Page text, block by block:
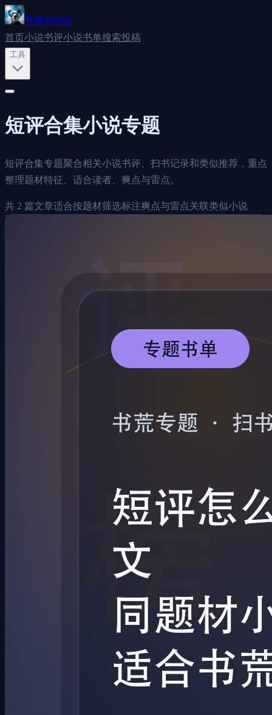
书荒补给站
首页小说书评小说书单搜索投稿
工具
短评合集小说专题
短评合集专题聚合相关小说书评、扫书记录和类似推荐，重点
整理题材特征、适合读者、爽点与雷点。
共 2 篇文章适合按题材筛选标注爽点与雷点关联类似小说